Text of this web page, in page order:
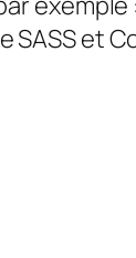
SASS et